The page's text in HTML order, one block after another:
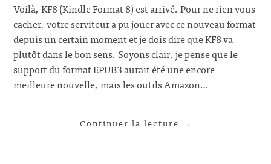
Voilà, KF8 (Kindle Format 8) est arrivé. Pour ne rien vous
cacher, votre serviteur a pu jouer avec ce nouveau format
depuis un certain moment et je dois dire que KF8 va
plutôt dans le bon sens. Soyons clair, je pense que le
support du format EPUB3 aurait été une encore
meilleure nouvelle, mais les outils Amazon…
Continuer la lecture →